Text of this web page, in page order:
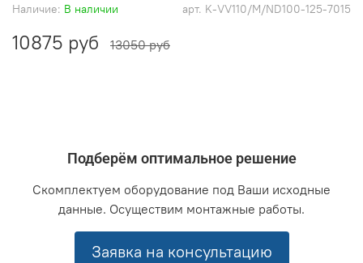
арт. K-VV110/M/ND100-125-7015
Наличие: В наличии
10875 руб 13050 руб
Подберём оптимальное решение
Скомплектуем оборудование под Ваши исходные
данные. Осуществим монтажные работы.
Заявка на консультацию